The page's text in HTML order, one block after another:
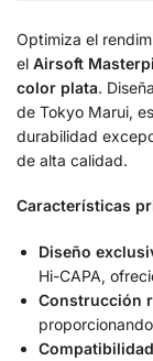
Optimiza el
el Airsoft
color plata.
de Tokyo Marui,
durabilidad
de alta calidad.
Características
Diseño
Hi-CAPA,
Construcción